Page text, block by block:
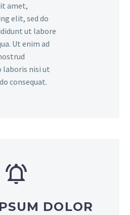
amet,
elit, sed do
ut labore
Ut enim ad
nisi ut
consequat.
DOLOR